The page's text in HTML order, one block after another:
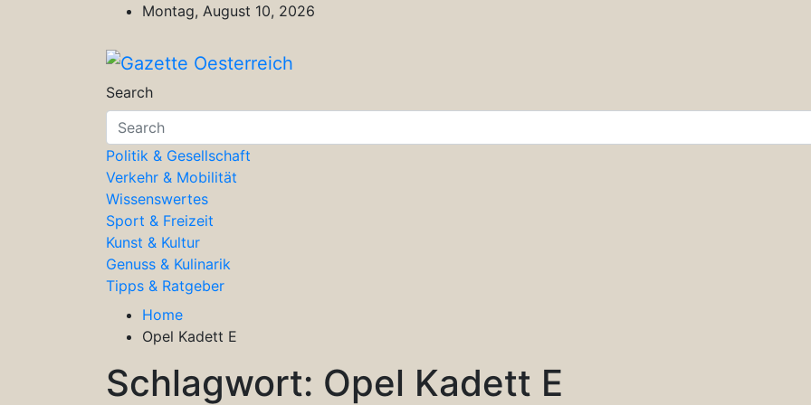
Montag, August 10, 2026
Gazette Oesterreich
Magazin für Freizeit, Politik, Kultur & Wissenschaft
Search
Politik & Gesellschaft
Verkehr & Mobilität
Wissenswertes
Sport & Freizeit
Kunst & Kultur
Genuss & Kulinarik
Tipps & Ratgeber
Home
Opel Kadett E
Schlagwort: Opel Kadett E